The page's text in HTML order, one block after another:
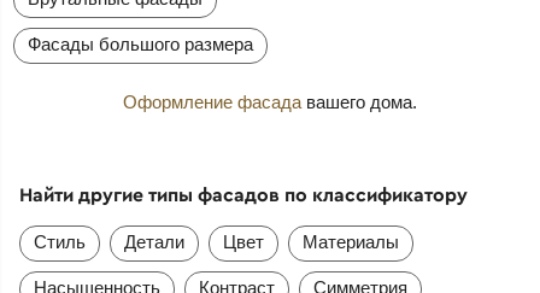
Фасады большого размера
Оформление фасада вашего дома.
Найти другие типы фасадов по классификатору
Стиль Детали Цвет Материалы
Насыщенность Контраст Симметрия